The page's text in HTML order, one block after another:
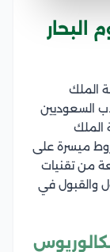
الملك
السعوديين
الملك
ميسرة على
من تقنيات
والقبول في